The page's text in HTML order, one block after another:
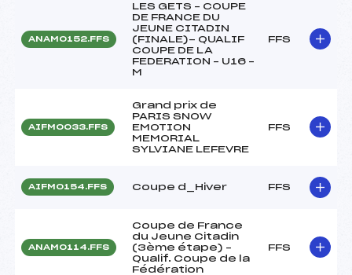
ANAM0152.FFS
LES GETS – COUPE
DE FRANCE DU
JEUNE CITADIN
(FINALE)- QUALIF
COUPE DE LA
FEDERATION – U16 –
M
FFS
AIFM0033.FFS
Grand prix de
PARIS SNOW
EMOTION
MEMORIAL
SYLVIANE LEFEVRE
FFS
AIFM0154.FFS Coupe d_Hiver FFS
ANAM0114.FFS
Coupe de France
du Jeune Citadin
(3ème étape) –
Qualif. Coupe de la
Fédération
FFS